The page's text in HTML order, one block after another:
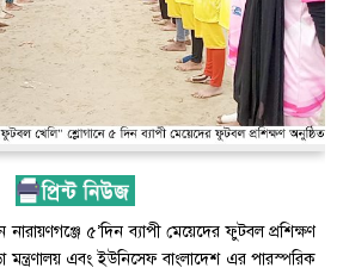
৫’দিন ব্যাপী মেয়েদের ফুটবল প্রশিক্ষণ
মন্ত্রণালয় এবং ইউনিসেফ বাংলাদেশ এর পারস্পরিক